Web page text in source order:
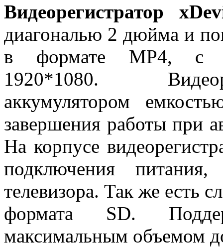
Видеорегистратор
диагональю 2 дюйма и
в формате MP4, с
1920*1080.
аккумулятором
завершения работы при
На корпусе
подключения
телевизора. Так же есть
формата SD.
максимальным объемом